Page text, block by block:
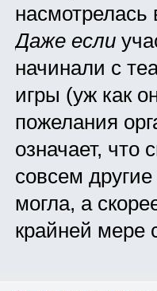
насмотрелась
Даже если
начинали с
игры (уж как
пожелания
означает, что
совсем
могла, а
крайней мере